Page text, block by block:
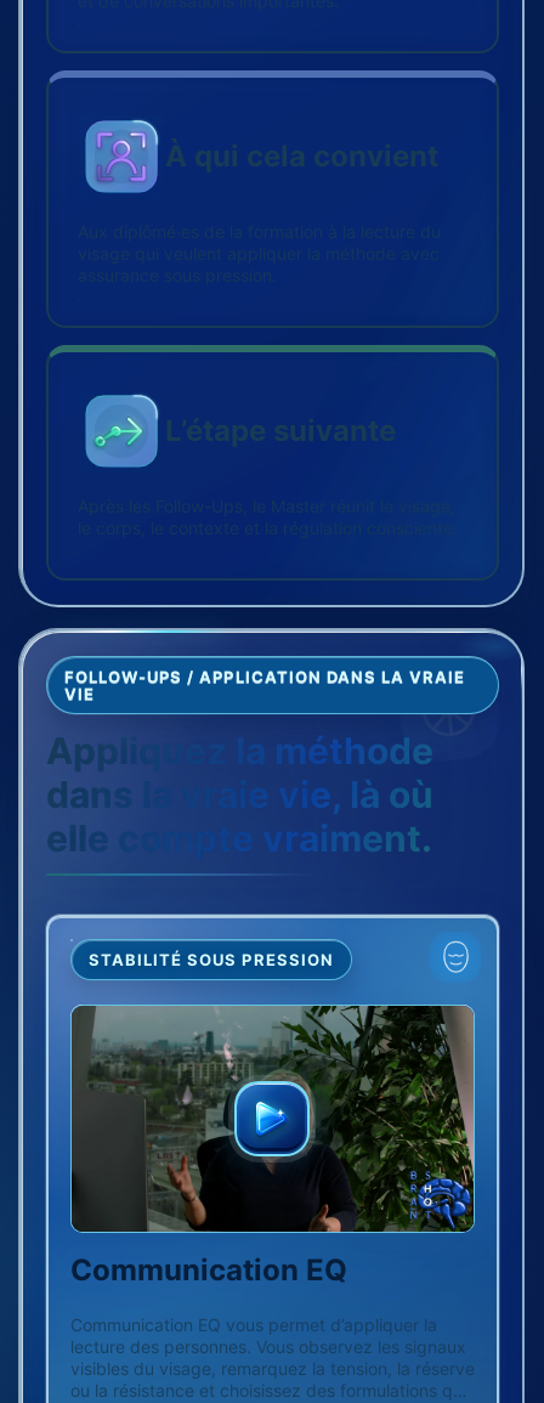
À qui cela convient
L’étape suivante
Après les Follow-Ups, le Master réunit le visage,
le corps, le contexte et la régulation consciente.
FOLLOW-UPS / APPLICATION DANS LA VRAIE
VIE
Appliquez la méthode
dans la vraie vie, là où
elle compte vraiment.
STABILITÉ SOUS PRESSION
Communication EQ
Communication EQ vous permet d’appliquer la
lecture des personnes. Vous observez les signaux
visibles du visage, remarquez la tension, la réserve
ou la résistance et choisissez des formulations qui